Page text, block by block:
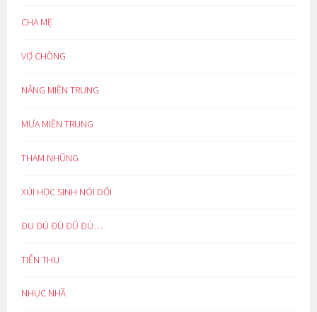
CHA MẸ
VỢ CHỒNG
NẮNG MIỀN TRUNG
MƯA MIỀN TRUNG
THAM NHŨNG
XÚI HỌC SINH NÓI DỐI
ĐU ĐÚ ĐÙ ĐŨ ĐỦ…
TIỄN THU
NHỤC NHÃ